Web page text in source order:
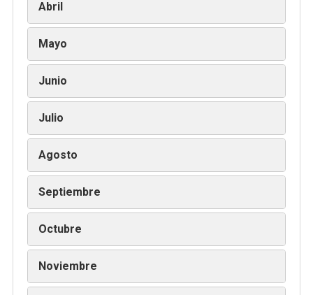
Abril
Mayo
Junio
Julio
Agosto
Septiembre
Octubre
Noviembre